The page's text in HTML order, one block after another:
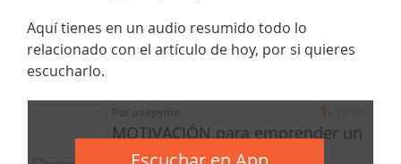
Aquí tienes en un audio resumido todo lo
relacionado con el artículo de hoy, por si quieres
escucharlo.